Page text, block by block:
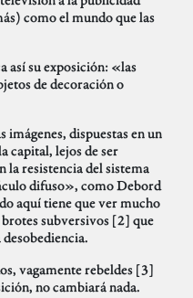
como el mundo que las
así su exposición: «las
de decoración o
imágenes, dispuestas en un
capital, lejos de ser
resistencia del sistema
difuso», como Debord
aquí tiene que ver mucho
subversivos [2] que
vagamente rebeldes [3]
no cambiará nada.